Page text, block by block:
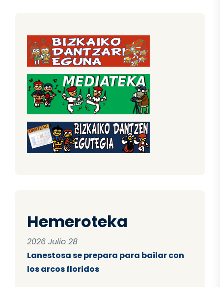
Hemeroteka
2026 Julio 28
Lanestosa se prepara para bailar con
los arcos floridos